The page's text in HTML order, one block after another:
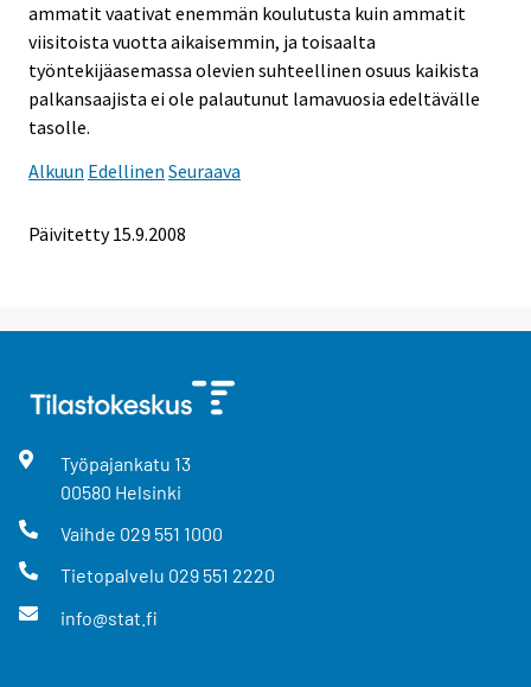
ammatit vaativat enemmän koulutusta kuin ammatit
viisitoista vuotta aikaisemmin, ja toisaalta
työntekijäasemassa olevien suhteellinen osuus kaikista
palkansaajista ei ole palautunut lamavuosia edeltävälle
tasolle.
Alkuun Edellinen Seuraava
Päivitetty15.9.2008
Työpajankatu 13
00580 Helsinki
Vaihde 029 551 1000
Tietopalvelu 029 551 2220
info@stat.fi